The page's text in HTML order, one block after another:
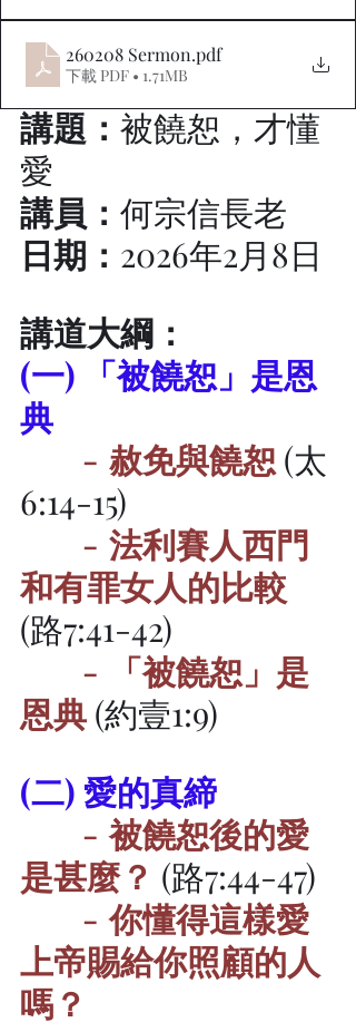
260208 Sermon.pdf
下載 PDF • 1.71MB
講題： 被饒恕，才懂
愛
講員： 何宗信長老
日期： 2026年2月8日
講道大綱：
(一) 「被饒恕」是恩
典
-	赦免與饒恕 (太
6:14-15)
-	法利賽人西門
和有罪女人的比較
(路7:41-42)
-	「被饒恕」是
恩典 (約壹1:9)
(二) 愛的真締
-	被饒恕後的愛
是甚麼？ (路7:44-47)
-	你懂得這樣愛
上帝賜給你照顧的人
嗎？